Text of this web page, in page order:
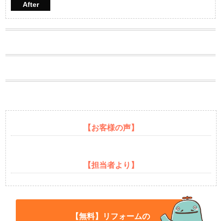
After
【お客様の声】
【担当者より】
【無料】リフォームの